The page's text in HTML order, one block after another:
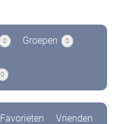
0 Groepen 0
0
Favorieten Vrienden